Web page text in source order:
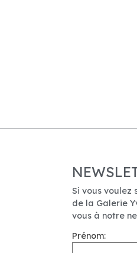
Si vous voulez
de la Galerie
vous à notre
Prénom: